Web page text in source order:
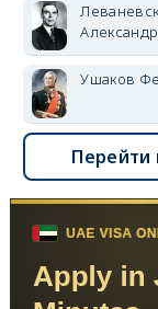
Ушаков
Перейти